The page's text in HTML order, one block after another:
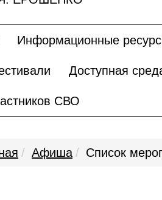
Информационные
Доступная
СВО
Афиша Список